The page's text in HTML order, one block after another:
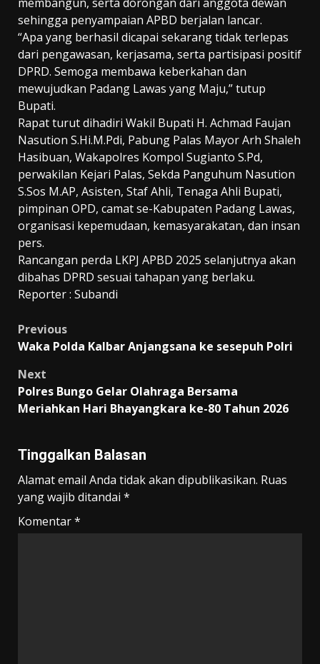
sehingga penyampaian APBD berjalan lancar.
“Apa yang berhasil dicapai sekarang tidak terlepas
dari pengawasan, kerjasama, serta partisipasi positif
DPRD. Semoga membawa keberkahan dan
mewujudkan Padang Lawas yang Maju,” tutup
Bupati.
Rapat turut dihadiri Wakil Bupati H. Achmad Faujan
Nasution S.Hi.M.Pdi, Pabung Palas Mayor Arh Shaleh
Hasibuan, Wakapolres Kompol Sugianto S.Pd,
perwakilan Kejari Palas, Sekda Panguhum Nasution
S.Sos M.AP, Asisten, Staf Ahli, Tenaga Ahli Bupati,
pimpinan OPD, camat se-Kabupaten Padang Lawas,
organisasi kepemudaan, kemasyarakatan, dan insan
pers.
Rancangan perda LKPJ APBD 2025 selanjutnya akan
dibahas DPRD sesuai tahapan yang berlaku.
Reporter : Subandi
Post
Previous
Waka Polda Kalbar Anjangsana ke sesepuh Polri
Next
Polres Bungo Gelar Olahraga Bersama
Meriahkan Hari Bhayangkara ke-80 Tahun 2026
Tinggalkan Balasan
Alamat email Anda tidak akan dipublikasikan. Ruas
yang wajib ditandai *
Komentar*